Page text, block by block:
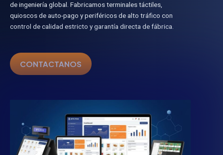
de ingeniería global. Fabricamos terminales táctiles,
quioscos de auto-pago y periféricos de alto tráfico con
control de calidad estricto y garantía directa de fábrica.
CONTACTANOS